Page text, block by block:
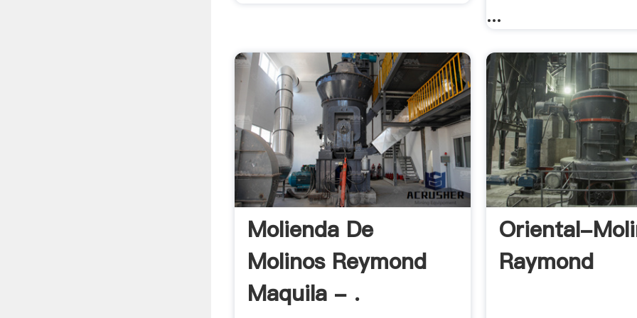
...
Molienda De
Molinos Reymond
Maquila - .
Oriental-
Raymond